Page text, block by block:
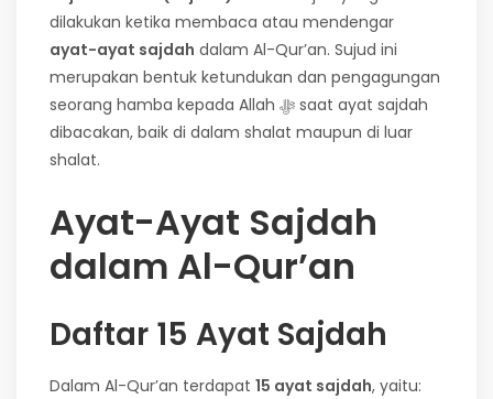
dilakukan ketika membaca atau mendengar
ayat-ayat sajdah dalam Al-Qur’an. Sujud ini
merupakan bentuk ketundukan dan pengagungan
seorang hamba kepada Allah ﷻ saat ayat sajdah
dibacakan, baik di dalam shalat maupun di luar
shalat.
Ayat-Ayat Sajdah
dalam Al-Qur’an
Daftar 15 Ayat Sajdah
Dalam Al-Qur’an terdapat 15 ayat sajdah, yaitu: